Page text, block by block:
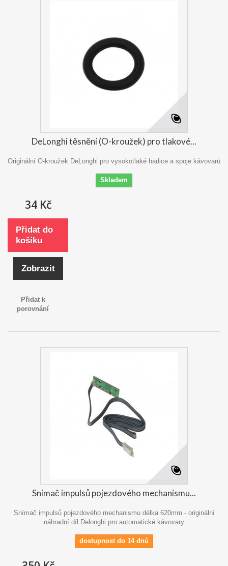
DeLonghi těsnění (O-kroužek) pro tlakové...
Originální O-kroužek DeLonghi pro vysokotlaké hadice a spoje kávovarů
Skladem
34 Kč
Přidat do
košíku
Zobrazit
Přidat k
porovnání
Snímač impulsů pojezdového mechanismu...
Snímač impulsů pojezdového mechanismu délka 620mm - originální
náhradní díl Delonghi pro automatické kávovary
dostupnost do 14 dnů